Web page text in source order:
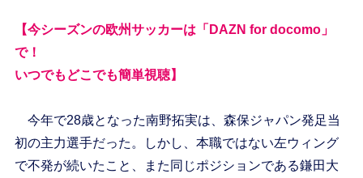
【今シーズンの欧州サッカーは「DAZN for docomo」
で！
いつでもどこでも簡単視聴】
今年で28歳となった南野拓実は、森保ジャパン発足当
初の主力選手だった。しかし、本職ではない左ウィング
で不発が続いたこと、また同じポジションである鎌田大